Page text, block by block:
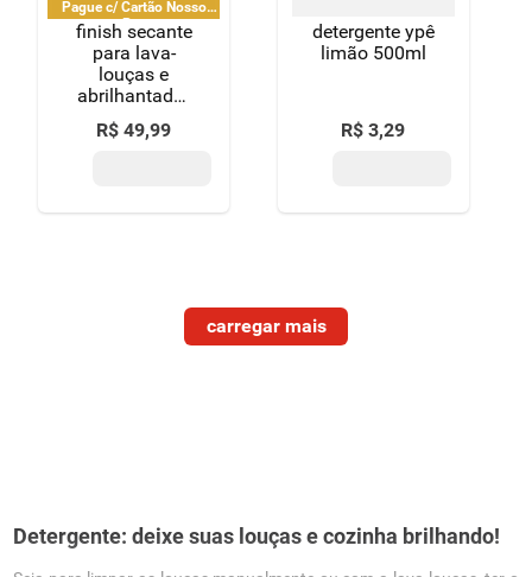
Pague c/ Cartão Nosso
Pay
finish secante
para lava-
louças e
abrilhantador
250ml
R$ 49,99
detergente ypê
limão 500ml
R$ 3,29
Detergente: deixe suas louças e cozinha brilhando!